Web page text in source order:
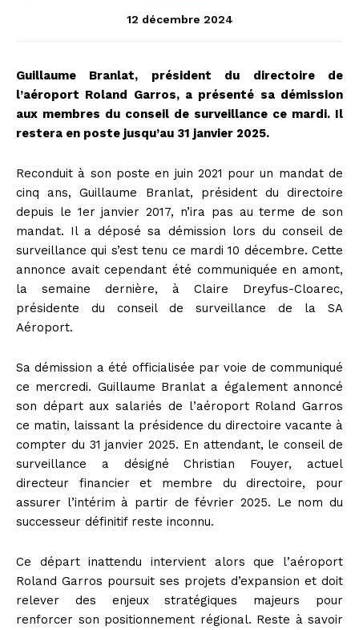
12 décembre 2024
Guillaume Branlat, président du directoire de
l’aéroport Roland Garros, a présenté sa démission
aux membres du conseil de surveillance ce mardi. Il
restera en poste jusqu’au 31 janvier 2025.
Reconduit à son poste en juin 2021 pour un mandat de
cinq ans, Guillaume Branlat, président du directoire
depuis le 1er janvier 2017, n’ira pas au terme de son
mandat. Il a déposé sa démission lors du conseil de
surveillance qui s’est tenu ce mardi 10 décembre. Cette
annonce avait cependant été communiquée en amont,
la semaine dernière, à Claire Dreyfus-Cloarec,
présidente du conseil de surveillance de la SA
Aéroport.
Sa démission a été officialisée par voie de communiqué
ce mercredi. Guillaume Branlat a également annoncé
son départ aux salariés de l’aéroport Roland Garros
ce matin, laissant la présidence du directoire vacante à
compter du 31 janvier 2025. En attendant, le conseil de
surveillance a désigné Christian Fouyer, actuel
directeur financier et membre du directoire, pour
assurer l’intérim à partir de février 2025. Le nom du
successeur définitif reste inconnu.
Ce départ inattendu intervient alors que l’aéroport
Roland Garros poursuit ses projets d’expansion et doit
relever des enjeux stratégiques majeurs pour
renforcer son positionnement régional. Reste à savoir